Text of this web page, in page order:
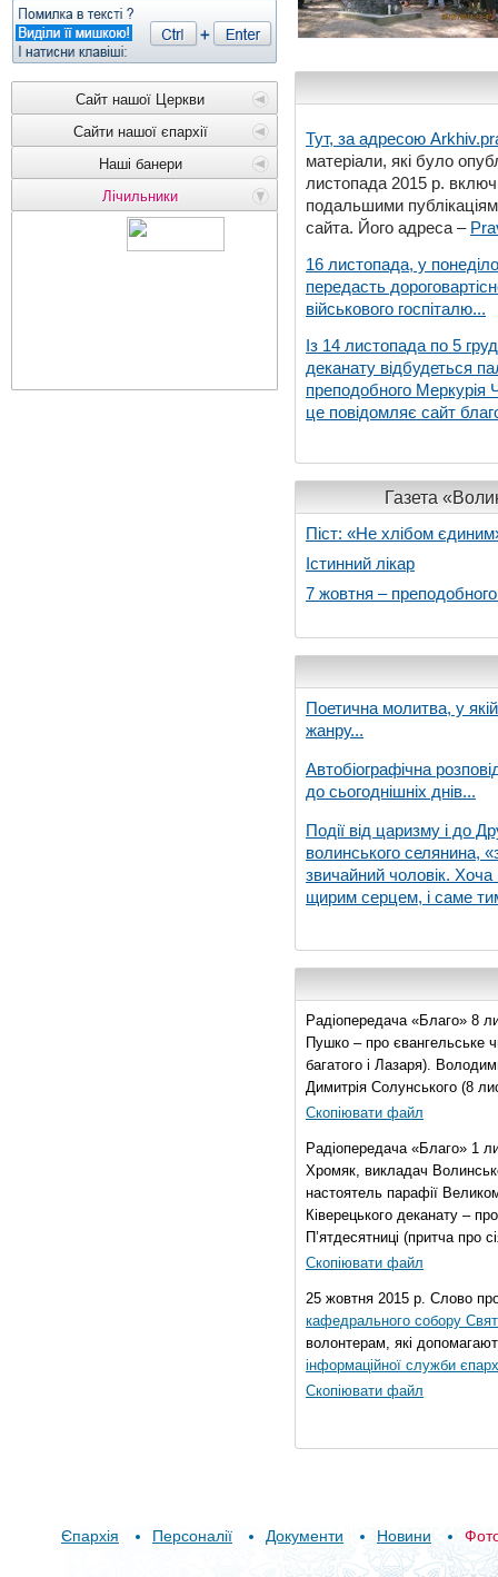
Сайт нашої Церкви
Сайти нашої єпархії
Наші банери
Лічильники
Тут, за адресою
матеріали, які було
листопада 2015 р.
подальшими
сайта. Його адреса –
16 листопада, у
передасть
військового госпіталю...
Із 14 листопада по 5
деканату відбудеться
преподобного Меркурія
це повідомляє сайт
Газета
Піст: «Не хлібом
Істинний лікар
7 жовтня –
Поетична молитва, у
жанру...
Автобіографічна
до сьогоднішніх днів...
Події від царизму і до
волинського селянина,
звичайний чоловік. Хоча
щирим серцем, і саме
Радіопередача «Благо» 8
Пушко – про євангельське
багатого і Лазаря).
Димитрія Солунського (8
Скопіювати файл
Радіопередача «Благо» 1
Хромяк, викладач
настоятель парафії
Ківерецького деканату –
П’ятдесятниці (притча про
Скопіювати файл
25 жовтня 2015 р. Слово
кафедрального собору
волонтерам, які
інформаційної служби
Скопіювати файл
Єпархія Персоналії Документи Новини